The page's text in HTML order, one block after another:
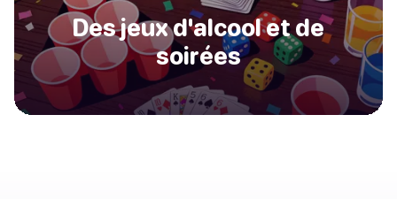
Des jeux d'alcool et de
soirées